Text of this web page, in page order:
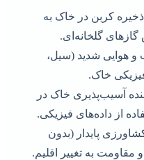
کربن در خاک به
گلخانه‌ای.
و هوایی شدید (سیل،
خاک.
آسیب‌پذیری خاک در
از داده‌های فیزیکی.
پایدار (بدون
به تغییر اقلیم.